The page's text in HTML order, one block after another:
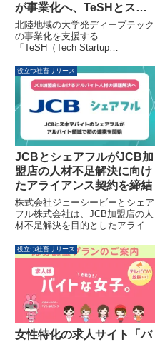
が事業化へ、TeSHとスタ
クラの連携で経営人材マッ
チングが4組成立
北陸地域の大学発ディープテック
の事業化を支援する
「TeSH（Tech Startup
アップクラス（スタクラ）が共同
で推進したプロジェクトにおい
て、研究者と経営人材のマッチン
グが4組成立しました。
役立つ社畜リリース
JCBとシェアフルがJCB加
盟店の人材不足解決に向け
たアライアンス契約を締結
株式会社ジェーシービーとシェア
フル株式会社は、JCB加盟店の人
材不足解決を目的としたアライア
ービス業や飲食・小売業界で深刻
化するアルバイト・パートの人材
不足に対し、スキマバイトサービ
ス『シェアフル』を活用した初の
企業間提携となります。
役立つ社畜リリース
女性特化の求人サイト「バ